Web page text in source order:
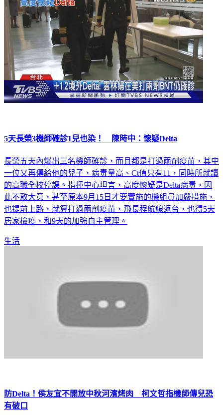
5天長榮3機師確診1兒也染！ 陳時中：懷疑Delta
長榮五天內爆出三名機師確診，而且都是打過兩劑疫苗，其中
一位又再傳給他的兒子，病毒量高、Ct值只有11，同時所就讀
的高職全校停課。指揮中心坦言，高度懷疑是Delta病毒，因
此不敢大意，甚至原本9月15日才要實施的機組員加嚴措施，
也提前上路，就算打過兩劑疫苗，飛長程航線返台，也得5天
居家檢疫，和9天的加強自主管理。
生活
防Delta！侯友宜不開放中秋河濱烤肉 柯文哲指機師傳兒恐
有破口